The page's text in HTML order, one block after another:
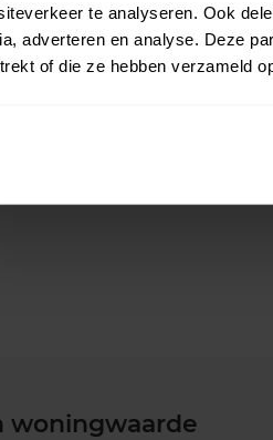
te analyseren. Ook
adverteren en analyse. Deze
of die ze hebben verzameld
is 45 dagen. Dit ligt ruim
dagen.
is de gemiddelde
woningwaarde